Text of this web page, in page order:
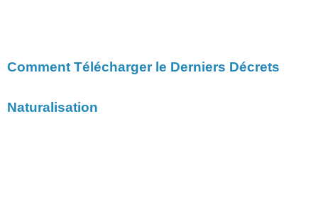
Comment Télécharger le Derniers Décrets
Naturalisation